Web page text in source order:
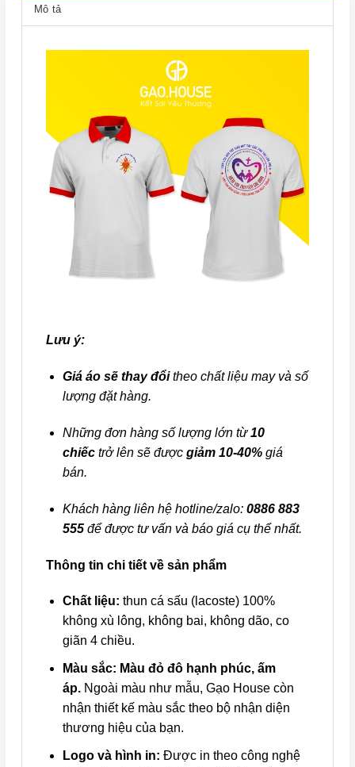
Mô tả
Lưu ý:
Giá áo sẽ thay đổitheo chất liệu may và số
lượng đặt hàng.
Những đơn hàng số lượng lớn từ10
chiếc trở lên sẽ được giảm 10-40%giá
bán.
Khách hàng liên hệ hotline/zalo:0886 883
555để được tư vấn và báo giá cụ thể nhất.
Thông tin chi tiết về sản phẩm
Chất liệu: thun cá sấu (lacoste) 100%
không xù lông, không bai, không dão, co
giãn 4 chiều.
Màu sắc: Màu đỏ đô hạnh phúc, ấm
áp.Ngoài màu như mẫu, Gạo House còn
nhận thiết kế màu sắc theo bộ nhận diện
thương hiệu của bạn.
Logo và hình in: Được in theo công nghệ